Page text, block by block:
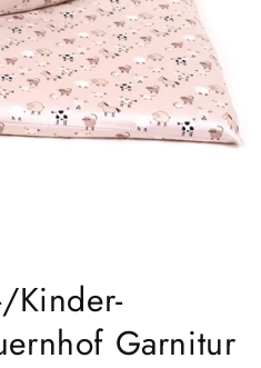
Kinder-
Garnitur